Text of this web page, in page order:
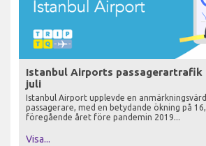
Istanbul Airports passagerartrafik
juli
Istanbul Airport upplevde en
passagerare, med en betydande ökning på
föregående året före pandemin 2019...
Visa...